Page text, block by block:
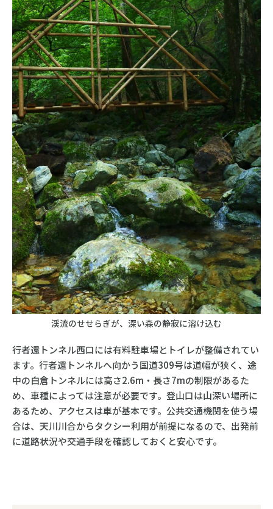
渓流のせせらぎが、深い森の静寂に溶け込む
行者還トンネル西口には有料駐車場とトイレが整備されてい
ます。行者還トンネルへ向かう国道309号は道幅が狭く、途
中の白倉トンネルには高さ2.6m・長さ7mの制限があるた
め、車種によっては注意が必要です。登山口は山深い場所に
あるため、アクセスは車が基本です。公共交通機関を使う場
合は、天川川合からタクシー利用が前提になるので、出発前
に道路状況や交通手段を確認しておくと安心です。